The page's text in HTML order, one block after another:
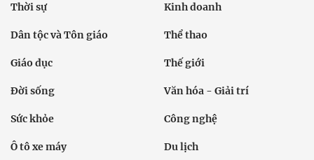
Thời sự Kinh doanh
Dân tộc và Tôn giáo Thể thao
Giáo dục Thế giới
Đời sống Văn hóa - Giải trí
Sức khỏe Công nghệ
Ô tô xe máy Du lịch